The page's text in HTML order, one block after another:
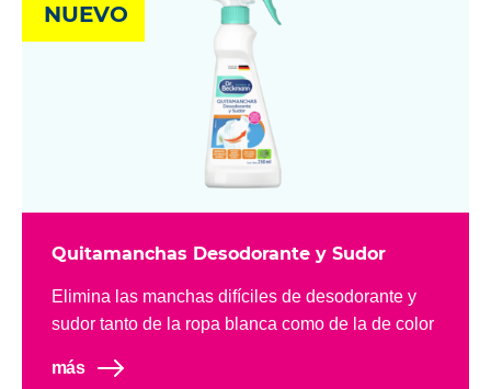
NUEVO
Quitamanchas Desodorante y Sudor
Elimina las manchas difíciles de desodorante y
sudor tanto de la ropa blanca como de la de color
más